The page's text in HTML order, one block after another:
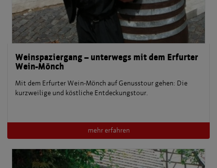
Weinspaziergang – unterwegs mit dem Erfurter
Wein-Mönch
Mit dem Erfurter Wein-Mönch auf Genusstour gehen: Die
kurzweilige und köstliche Entdeckungstour.
mehr erfahren